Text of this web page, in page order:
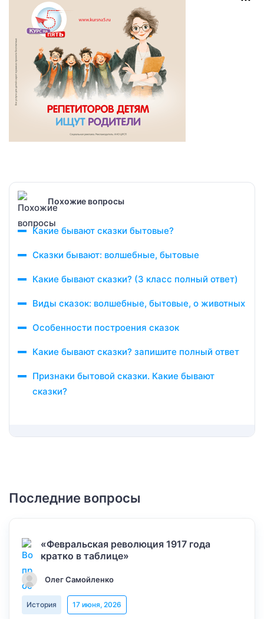
Похожие вопросы
Какие бывают сказки бытовые?
Сказки бывают: волшебные, бытовые
Какие бывают сказки? (3 класс полный ответ)
Виды сказок: волшебные, бытовые, о животных
Особенности построения сказок
Какие бывают сказки? запишите полный ответ
Признаки бытовой сказки. Какие бывают
сказки?
Последние вопросы
«Февральская революция 1917 года
кратко в таблице»
Олег Самойленко
История 17 июня, 2026